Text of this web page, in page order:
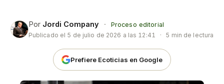
Por Jordi Company ·
Proceso editorial
Publicado el 5 de julio de 2026 a las 12:41 · 5 min de lectura
Prefiere Ecoticias en Google